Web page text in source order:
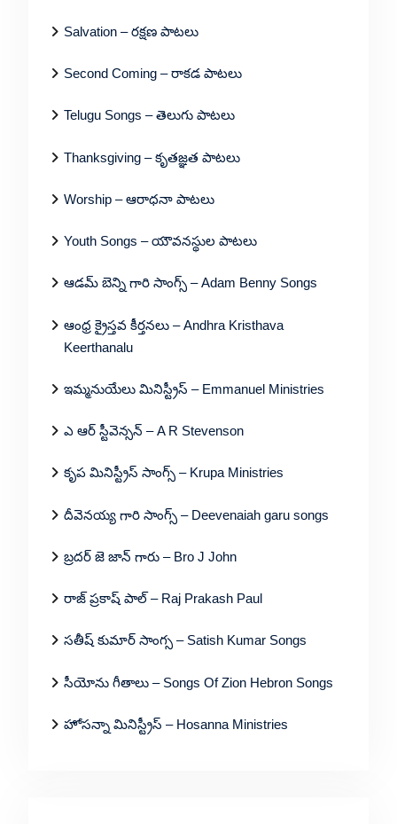
Salvation – రక్షణ పాటలు
Second Coming – రాకడ పాటలు
Telugu Songs – తెలుగు పాటలు
Thanksgiving – కృతజ్ఞత పాటలు
Worship – ఆరాధనా పాటలు
Youth Songs – యౌవనస్థుల పాటలు
ఆడమ్ బెన్ని గారి సాంగ్స్ – Adam Benny Songs
ఆంధ్ర క్రైస్తవ కీర్తనలు – Andhra Kristhava
Keerthanalu
ఇమ్మనుయేలు మినిస్ట్రీస్ – Emmanuel Ministries
ఎ ఆర్ స్టీవెన్సన్ – A R Stevenson
కృప మినిస్ట్రీస్ సాంగ్స్ – Krupa Ministries
దీవెనయ్య గారి సాంగ్స్ – Deevenaiah garu songs
బ్రదర్ జె జాన్ గారు – Bro J John
రాజ్ ప్రకాష్ పాల్ – Raj Prakash Paul
సతీష్ కుమార్ సాంగ్స – Satish Kumar Songs
సీయోను గీతాలు – Songs Of Zion Hebron Songs
హోసన్నా మినిస్ట్రీస్ – Hosanna Ministries